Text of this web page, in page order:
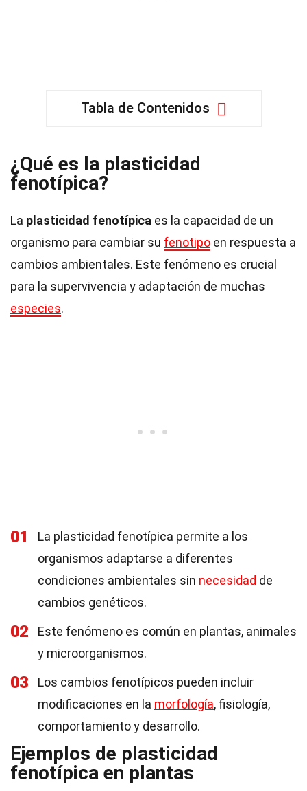
Tabla de Contenidos
¿Qué es la plasticidad
fenotípica?
La plasticidad fenotípica es la capacidad de un
organismo para cambiar su fenotipo en respuesta a
cambios ambientales. Este fenómeno es crucial
para la supervivencia y adaptación de muchas
especies.
01
La plasticidad fenotípica permite a los
organismos adaptarse a diferentes
condiciones ambientales sin necesidad de
cambios genéticos.
02
Este fenómeno es común en plantas, animales
y microorganismos.
03
Los cambios fenotípicos pueden incluir
modificaciones en la morfología, fisiología,
comportamiento y desarrollo.
Ejemplos de plasticidad
fenotípica en plantas